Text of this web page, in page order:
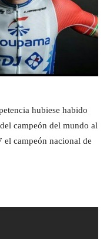
hubiese habido
campeón del mundo al
el campeón nacional de